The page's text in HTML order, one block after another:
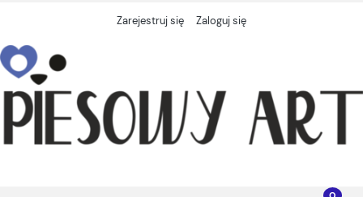
Zarejestruj się Zaloguj się